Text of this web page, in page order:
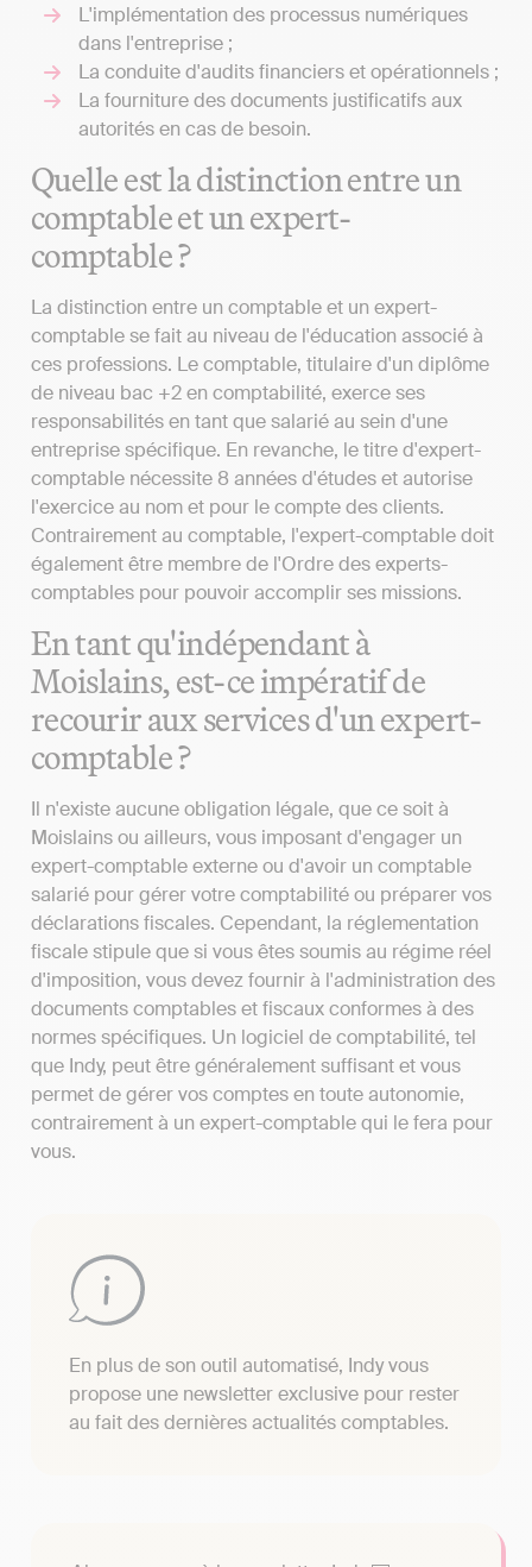
L'implémentation des processus numériques
dans l'entreprise ;
La conduite d'audits financiers et opérationnels ;
La fourniture des documents justificatifs aux
autorités en cas de besoin.
Quelle est la distinction entre un
comptable et un expert-
comptable ?
La distinction entre un comptable et un expert-
comptable se fait au niveau de l'éducation associé à
ces professions. Le comptable, titulaire d'un diplôme
de niveau bac +2 en comptabilité, exerce ses
responsabilités en tant que salarié au sein d'une
entreprise spécifique. En revanche, le titre d'expert-
comptable nécessite 8 années d'études et autorise
l'exercice au nom et pour le compte des clients.
Contrairement au comptable, l'expert-comptable doit
également être membre de l'Ordre des experts-
comptables pour pouvoir accomplir ses missions.
En tant qu'indépendant à
Moislains, est-ce impératif de
recourir aux services d'un expert-
comptable ?
Il n'existe aucune obligation légale, que ce soit à
Moislains ou ailleurs, vous imposant d'engager un
expert-comptable externe ou d'avoir un comptable
salarié pour gérer votre comptabilité ou préparer vos
déclarations fiscales. Cependant, la réglementation
fiscale stipule que si vous êtes soumis au régime réel
d'imposition, vous devez fournir à l'administration des
documents comptables et fiscaux conformes à des
normes spécifiques. Un logiciel de comptabilité, tel
que Indy, peut être généralement suffisant et vous
permet de gérer vos comptes en toute autonomie,
contrairement à un expert-comptable qui le fera pour
vous.
En plus de son outil automatisé, Indy vous
propose une newsletter exclusive pour rester
au fait des dernières actualités comptables.